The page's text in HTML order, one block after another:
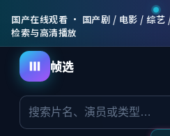
国产在线观看 · 国产剧 / 电影 / 综
检索与高清播放
帧选